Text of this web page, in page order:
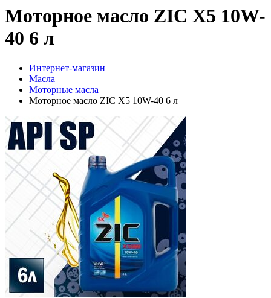
Моторное масло ZIC X5 10W-
40 6 л
Интернет-магазин
Масла
Моторные масла
Моторное масло ZIC X5 10W-40 6 л